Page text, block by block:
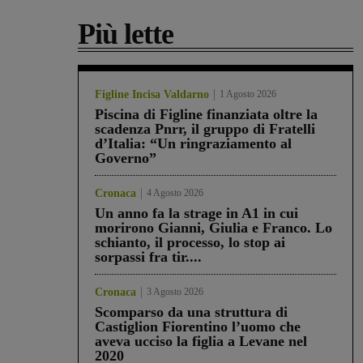
Più lette
Figline Incisa Valdarno 1 Agosto 2026
Piscina di Figline finanziata oltre la
scadenza Pnrr, il gruppo di Fratelli
d’Italia: “Un ringraziamento al
Governo”
Cronaca 4 Agosto 2026
Un anno fa la strage in A1 in cui
morirono Gianni, Giulia e Franco. Lo
schianto, il processo, lo stop ai
sorpassi fra tir....
Cronaca 3 Agosto 2026
Scomparso da una struttura di
Castiglion Fiorentino l’uomo che
aveva ucciso la figlia a Levane nel
2020